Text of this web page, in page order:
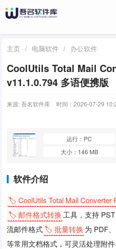
主页 / 电脑软件 / 办公软件
CoolUtils Total Mail
v11.1.0.794 多语便携版
来源: 吾名软件库 时间：2026-07-29
运行：PC
大小：146 MB
软件介绍
🏷️ CoolUtils Total Mail Converter
🏷️ 邮件格式转换 工具，支持
流邮件格式🏷️ 批量转换 为 PDF
等常用文档格式，可灵活处理附